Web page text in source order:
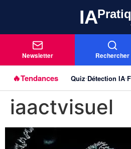
IA
Newsletter Rechercher
🔥Tendances Quiz•Détection IA•
Aller au
principal
iaactvisuel